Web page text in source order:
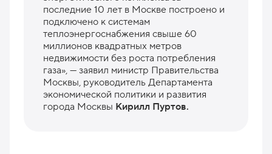
последние 10 лет в Москве построено и
подключено к системам
теплоэнергоснабжения свыше 60
миллионов квадратных метров
недвижимости без роста потребления
газа», — заявил министр Правительства
Москвы, руководитель Департамента
экономической политики и развития
города Москвы Кирилл Пуртов.